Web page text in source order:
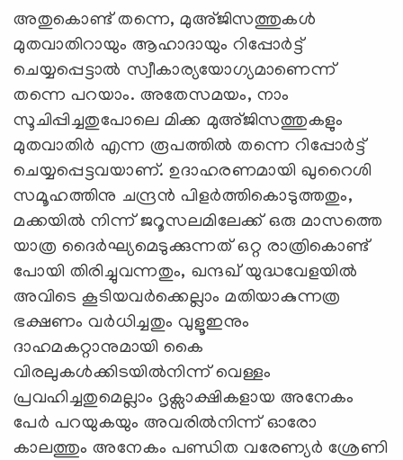
അതുകൊണ്ട് തന്നെ, മുഅ്ജിസത്തുകൾ
മുതവാതിറായും ആഹാദായും റിപ്പോർട്ട്
ചെയ്യപ്പെട്ടാൽ സ്വീകാര്യയോഗ്യമാണെന്ന്
തന്നെ പറയാം. അതേസമയം, നാം
സൂചിപ്പിച്ചതുപോലെ മിക്ക മുഅ്ജിസത്തുകളും
മുതവാതിർ എന്ന രൂപത്തിൽ തന്നെ റിപ്പോർട്ട്
ചെയ്യപ്പെട്ടവയാണ്. ഉദാഹരണമായി ഖുറൈശി
സമൂഹത്തിനു ചന്ദ്രൻ പിളർത്തികൊടുത്തതും,
മക്കയിൽ നിന്ന് ജറൂസലമിലേക്ക് ഒരു മാസത്തെ
യാത്ര ദൈർഘ്യമെടുക്കുന്നത് ഒറ്റ രാത്രികൊണ്ട്
പോയി തിരിച്ചുവന്നതും, ഖന്ദഖ് യുദ്ധവേളയിൽ
അവിടെ കൂടിയവര്‍ക്കെല്ലാം മതിയാകുന്നത്ര
ഭക്ഷണം വർധിച്ചതും വുളൂഇനും
ദാഹമകറ്റാനുമായി കൈ
വിരലുകൾക്കിടയിൽനിന്ന് വെള്ളം
പ്രവഹിച്ചതുമെല്ലാം ദൃക്സാക്ഷികളായ അനേകം
പേര്‍ പറയുകയും അവരില്‍നിന്ന് ഓരോ
കാലത്തും അനേകം പണ്ഡിത വരേണ്യർ ശ്രേണി